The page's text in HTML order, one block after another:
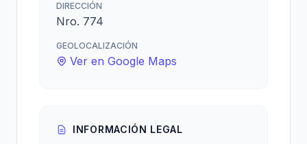
DIRECCIÓN
Nro. 774
GEOLOCALIZACIÓN
Ver en Google Maps
INFORMACIÓN LEGAL